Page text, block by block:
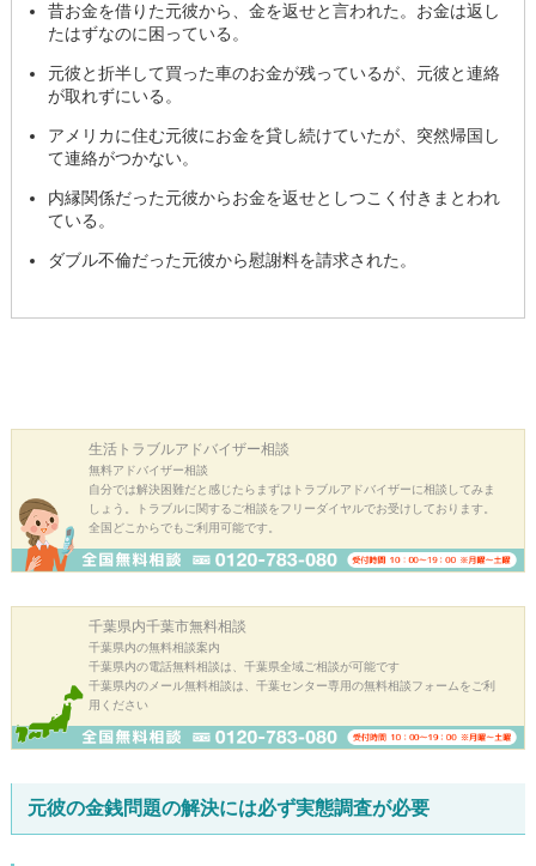
昔お金を借りた元彼から、金を返せと言われた。お金は返し
たはずなのに困っている。
元彼と折半して買った車のお金が残っているが、元彼と連絡
が取れずにいる。
アメリカに住む元彼にお金を貸し続けていたが、突然帰国し
て連絡がつかない。
内縁関係だった元彼からお金を返せとしつこく付きまとわれ
ている。
ダブル不倫だった元彼から慰謝料を請求された。
生活トラブルアドバイザー相談
無料アドバイザー相談
自分では解決困難だと感じたらまずはトラブルアドバイザーに相談してみま
しょう。トラブルに関するご相談をフリーダイヤルでお受けしております。
全国どこからでもご利用可能です。
千葉県内千葉市無料相談
千葉県内の無料相談案内
千葉県内の電話無料相談は、千葉県全域ご相談が可能です
千葉県内のメール無料相談は、千葉センター専用の無料相談フォームをご利
用ください
元彼の金銭問題の解決には必ず実態調査が必要